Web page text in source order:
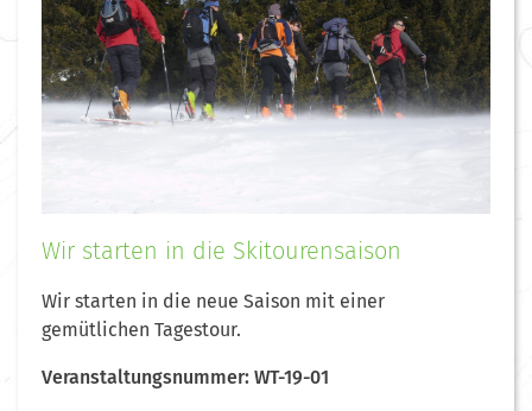
Wir starten in die Skitourensaison
Wir starten in die neue Saison mit einer
gemütlichen Tagestour.
Veranstaltungsnummer: WT-19-01